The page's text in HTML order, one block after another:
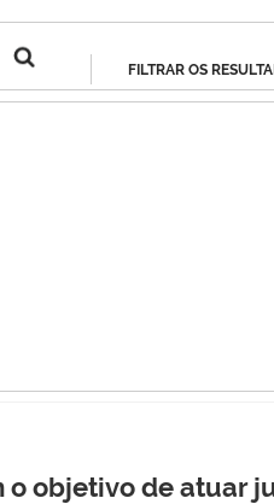
FILTRAR OS
objetivo de atuar